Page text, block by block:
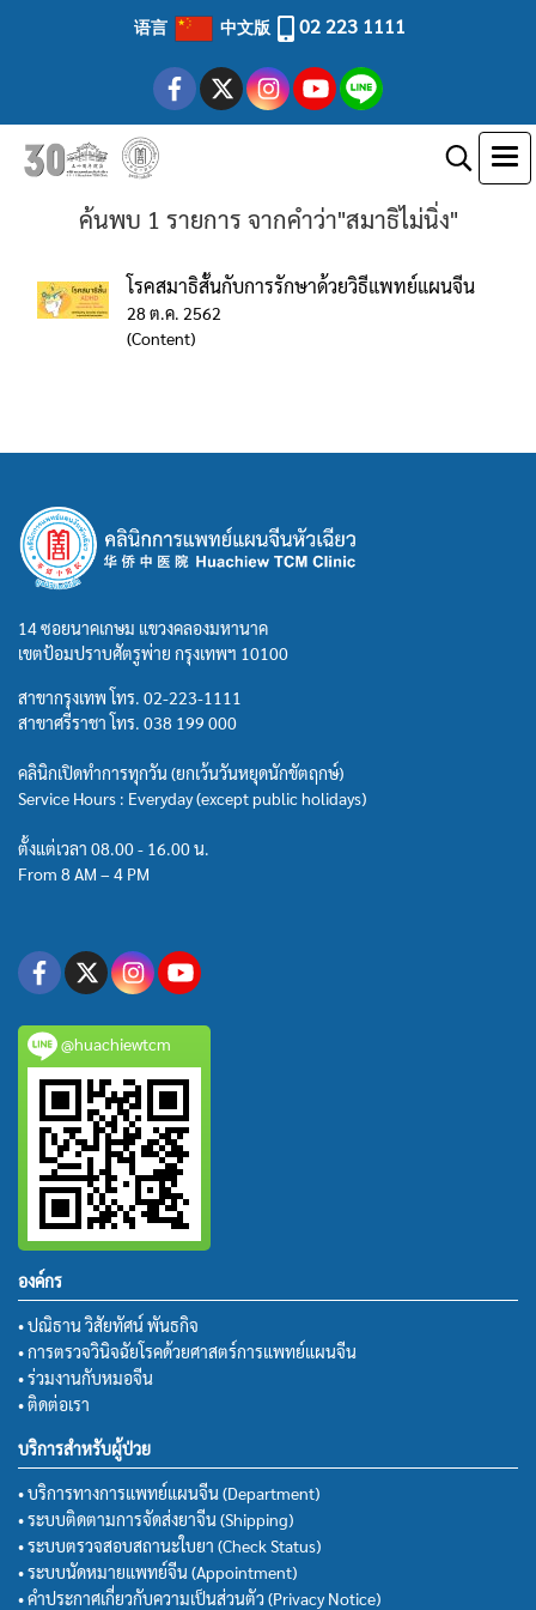
语言 中文版 02 223 1111
ค้นพบ 1 รายการ จากคำว่า"สมาธิไม่นิ่ง"
โรคสมาธิสั้นกับการรักษาด้วยวิธีแพทย์แผนจีน
28 ต.ค. 2562
(Content)
14 ซอยนาคเกษม แขวงคลองมหานาค
เขตป้อมปราบศัตรูพ่าย กรุงเทพฯ 10100
สาขากรุงเทพ โทร. 02-223-1111
สาขาศรีราชา โทร. 038 199 000
คลินิกเปิดทำการทุกวัน (ยกเว้นวันหยุดนักขัตฤกษ์)
Service Hours : Everyday (except public holidays)
ตั้งแต่เวลา 08.00 - 16.00 น.
From 8 AM – 4 PM
@huachiewtcm
องค์กร
• ปณิธาน วิสัยทัศน์ พันธกิจ
• การตรวจวินิจฉัยโรคด้วยศาสตร์การแพทย์แผนจีน
• ร่วมงานกับหมอจีน
• ติดต่อเรา
บริการสำหรับผู้ป่วย
• บริการทางการแพทย์แผนจีน (Department)
• ระบบติดตามการจัดส่งยาจีน (Shipping)
• ระบบตรวจสอบสถานะใบยา (Check Status)
• ระบบนัดหมายแพทย์จีน (Appointment)
• คำประกาศเกี่ยวกับความเป็นส่วนตัว (Privacy Notice)